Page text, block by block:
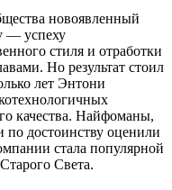
новоявленный
— успеху
стиля и отработки
Но результат стоил
лет Энтони
качества. Найфоманы,
достоинству оценили
стала популярной
Света.